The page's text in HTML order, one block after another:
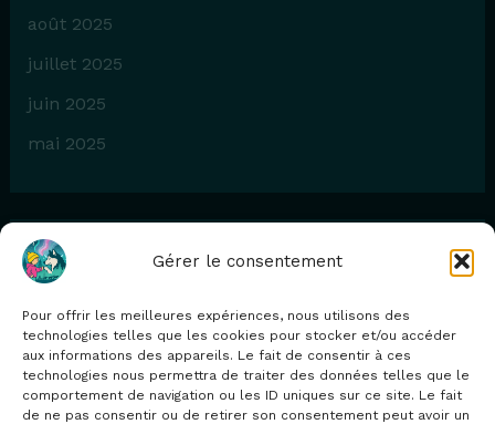
Gérer le consentement
Pour offrir les meilleures expériences, nous utilisons des
technologies telles que les cookies pour stocker et/ou accéder
aux informations des appareils. Le fait de consentir à ces
technologies nous permettra de traiter des données telles que le
comportement de navigation ou les ID uniques sur ce site. Le fait
de ne pas consentir ou de retirer son consentement peut avoir un
août 2025
juillet 2025
juin 2025
mai 2025
Catégories
Blog